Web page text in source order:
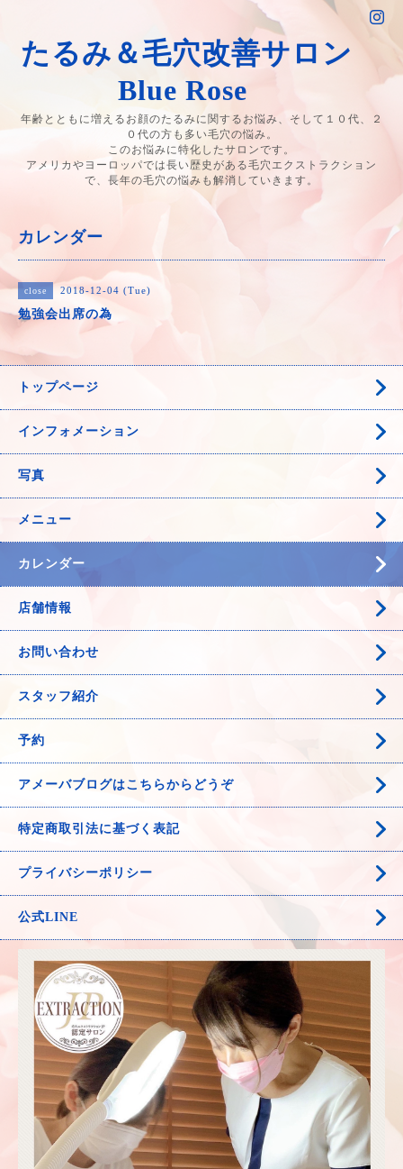
たるみ＆毛穴改善サロン
Blue Rose
年齢とともに増えるお顔のたるみに関するお悩み、そして１０代、２
０代の方も多い毛穴の悩み。
このお悩みに特化したサロンです。
アメリカやヨーロッパでは長い歴史がある毛穴エクストラクション
で、長年の毛穴の悩みも解消していきます。
カレンダー
close 2018-12-04 (Tue)
勉強会出席の為
トップページ
インフォメーション
写真
メニュー
カレンダー
店舗情報
お問い合わせ
スタッフ紹介
予約
アメーバブログはこちらからどうぞ
特定商取引法に基づく表記
プライバシーポリシー
公式LINE